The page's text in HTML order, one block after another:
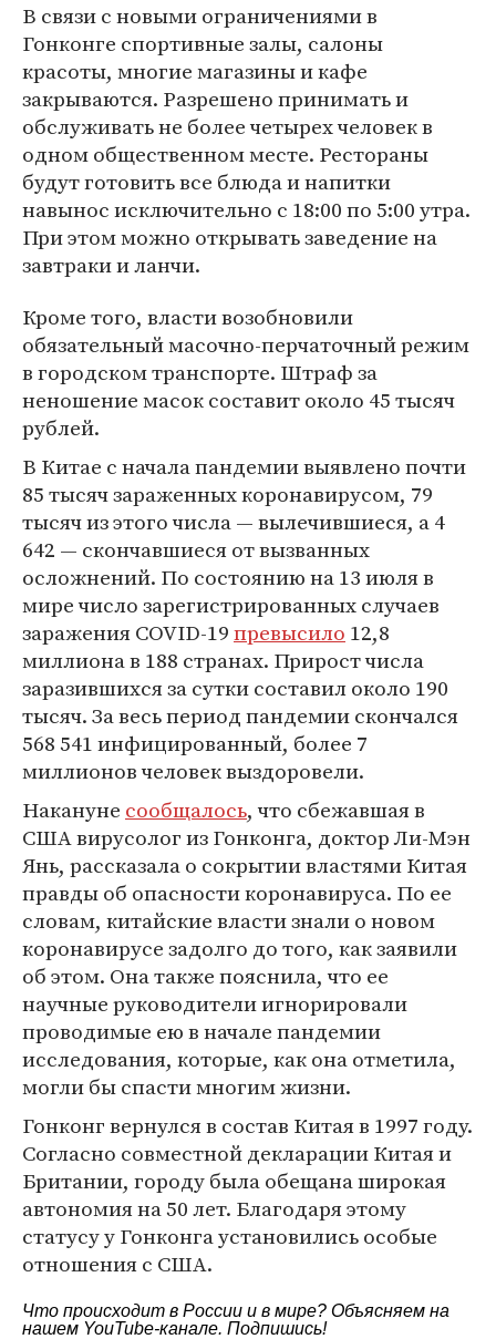
В связи с новыми ограничениями в
Гонконге спортивные залы, салоны
красоты, многие магазины и кафе
закрываются. Разрешено принимать и
обслуживать не более четырех человек в
одном общественном месте. Рестораны
будут готовить все блюда и напитки
навынос исключительно с 18:00 по 5:00 утра.
При этом можно открывать заведение на
завтраки и ланчи.
Кроме того, власти возобновили
обязательный масочно-перчаточный режим
в городском транспорте. Штраф за
неношение масок составит около 45 тысяч
рублей.
В Китае с начала пандемии выявлено почти
85 тысяч зараженных коронавирусом, 79
тысяч из этого числа — вылечившиеся, а 4
642 — скончавшиеся от вызванных
осложнений. По состоянию на 13 июля в
мире число зарегистрированных случаев
заражения COVID-19превысило 12,8
миллиона в 188 странах. Прирост числа
заразившихся за сутки составил около 190
тысяч. За весь период пандемии скончался
568 541 инфицированный, более 7
миллионов человек выздоровели.
Накануне сообщалось, что сбежавшая в
США вирусолог из Гонконга, доктор Ли-Мэн
Янь, рассказала о сокрытии властями Китая
правды об опасности коронавируса. По ее
словам, китайские власти знали о новом
коронавирусе задолго до того, как заявили
об этом. Она также пояснила, что ее
научные руководители игнорировали
проводимые ею в начале пандемии
исследования, которые, как она отметила,
могли бы спасти многим жизни.
Гонконг вернулся в состав Китая в 1997 году.
Согласно совместной декларации Китая и
Британии, городу была обещана широкая
автономия на 50 лет. Благодаря этому
статусу у Гонконга установились особые
отношения с США.
Что происходит в России и в мире? Объясняем на
нашем YouTube-канале. Подпишись!